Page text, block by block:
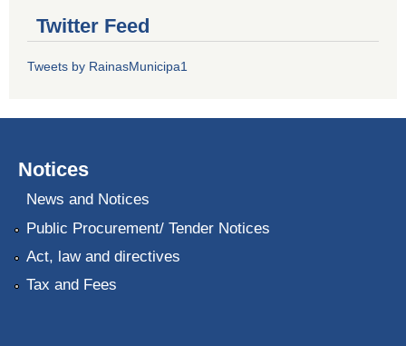
Twitter Feed
Tweets by RainasMunicipa1
Notices
News and Notices
Public Procurement/ Tender Notices
Act, law and directives
Tax and Fees